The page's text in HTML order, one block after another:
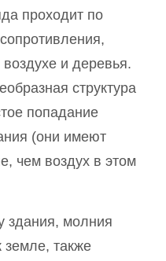
проходит по
и деревья.
структура
попадание
(они имеют
чем воздух в этом
здания, молния
земле, также